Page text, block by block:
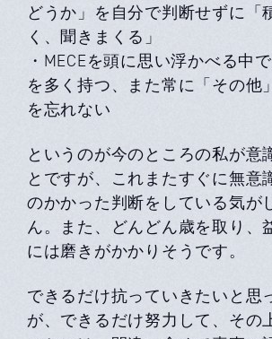
どうか」を自分で判断せずに「
く、聞きまくる」
・MECEを頭に思い浮かべる中
を多く持つ、また常に「その他
を忘れない
というのが今のところの私が意
とですが、これまたすぐに無意
のかかった判断をしている気が
ん。また、どんどん歳を取り、
には磨きがかかりそうです。
できるだけ抗っていきたいと思
が、できるだけ努力して、その